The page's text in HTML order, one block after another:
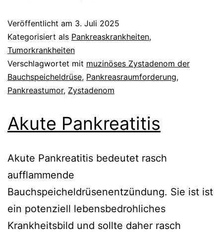
Veröffentlicht am 3. Juli 2025
Kategorisiert als Pankreaskrankheiten,
Tumorkrankheiten
Verschlagwortet mit muzinöses Zystadenom der
Bauchspeicheldrüse, Pankreasraumforderung,
Pankreastumor, Zystadenom
Akute Pankreatitis
Akute Pankreatitis bedeutet rasch
aufflammende
Bauchspeicheldrüsenentzündung. Sie ist ist
ein potenziell lebensbedrohliches
Krankheitsbild und sollte daher rasch